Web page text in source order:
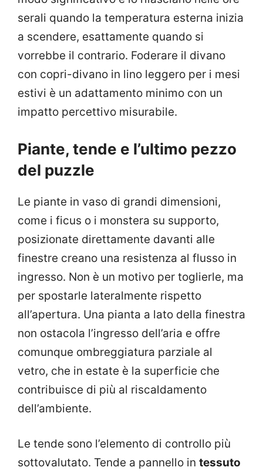
serali quando la temperatura esterna inizia
a scendere, esattamente quando si
vorrebbe il contrario. Foderare il divano
con copri-divano in lino leggero per i mesi
estivi è un adattamento minimo con un
impatto percettivo misurabile.
Piante, tende e l’ultimo pezzo
del puzzle
Le piante in vaso di grandi dimensioni,
come i ficus o i monstera su supporto,
posizionate direttamente davanti alle
finestre creano una resistenza al flusso in
ingresso. Non è un motivo per toglierle, ma
per spostarle lateralmente rispetto
all’apertura. Una pianta a lato della finestra
non ostacola l’ingresso dell’aria e offre
comunque ombreggiatura parziale al
vetro, che in estate è la superficie che
contribuisce di più al riscaldamento
dell’ambiente.
Le tende sono l’elemento di controllo più
sottovalutato. Tende a pannello in tessuto